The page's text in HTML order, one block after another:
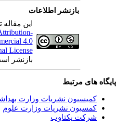
بازنشر اطلاعات
این
Attribution-
4.0
License
بازنشر
های مرتبط
کمیسیون نشریات وزارت
کمسیون نشریات وزارت علوم
شرکت یکتاوب